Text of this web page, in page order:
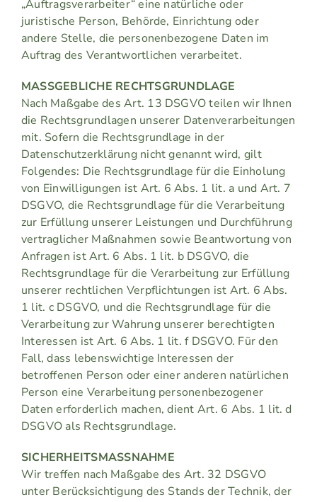
„Auftragsverarbeiter“ eine natürliche oder
juristische Person, Behörde, Einrichtung oder
andere Stelle, die personenbezogene Daten im
Auftrag des Verantwortlichen verarbeitet.
MASSGEBLICHE RECHTSGRUNDLAGE
Nach Maßgabe des Art. 13 DSGVO teilen wir Ihnen
die Rechtsgrundlagen unserer Datenverarbeitungen
mit. Sofern die Rechtsgrundlage in der
Datenschutzerklärung nicht genannt wird, gilt
Folgendes: Die Rechtsgrundlage für die Einholung
von Einwilligungen ist Art. 6 Abs. 1 lit. a und Art. 7
DSGVO, die Rechtsgrundlage für die Verarbeitung
zur Erfüllung unserer Leistungen und Durchführung
vertraglicher Maßnahmen sowie Beantwortung von
Anfragen ist Art. 6 Abs. 1 lit. b DSGVO, die
Rechtsgrundlage für die Verarbeitung zur Erfüllung
unserer rechtlichen Verpflichtungen ist Art. 6 Abs.
1 lit. c DSGVO, und die Rechtsgrundlage für die
Verarbeitung zur Wahrung unserer berechtigten
Interessen ist Art. 6 Abs. 1 lit. f DSGVO. Für den
Fall, dass lebenswichtige Interessen der
betroffenen Person oder einer anderen natürlichen
Person eine Verarbeitung personenbezogener
Daten erforderlich machen, dient Art. 6 Abs. 1 lit. d
DSGVO als Rechtsgrundlage.
SICHERHEITSMASSNAHME
Wir treffen nach Maßgabe des Art. 32 DSGVO
unter Berücksichtigung des Stands der Technik, der